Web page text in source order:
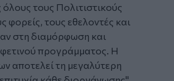
τους Πολιτιστικούς
φορείς, τους εθελοντές και
στη διαμόρφωση και
προγράμματος. Η
αποτελεί τη μεγαλύτερη